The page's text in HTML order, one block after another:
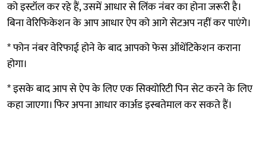
को इस्टॉल कर रहे हैं, उसमें आधार से लिंक नंबर का होना जरूरी है।
बिना वेरिफिकेशन के आप आधार ऐप को आगे सेटअप नहीं कर पाएंगे।
* फोन नंबर वेरिफाई होने के बाद आपको फेस ऑथेंटिकेशन कराना
होगा।
* इसके बाद आप से ऐप के लिए एक सिक्योरिटी पिन सेट करने के लिए
कहा जाएगा। फिर अपना आधार कार्अड इस्बतेमाल कर सकते हैं।